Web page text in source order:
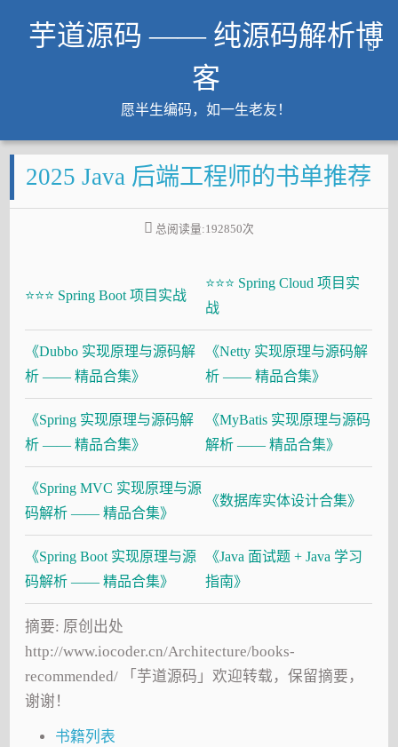
芋道源码 —— 纯源码解析博
客
愿半生编码，如一生老友！
文章
知识星球
Github
友链
大厂面试必备
Java 超神之路
2025 Java 后端工程师的书单推荐
总阅读量:192850次
⭐⭐⭐ Spring Boot 项目实战
⭐⭐⭐ Spring Cloud 项目实
战
《Dubbo 实现原理与源码解
析 —— 精品合集》
《Netty 实现原理与源码解
析 —— 精品合集》
《Spring 实现原理与源码解
析 —— 精品合集》
《MyBatis 实现原理与源码
解析 —— 精品合集》
《Spring MVC 实现原理与源
码解析 —— 精品合集》
《数据库实体设计合集》
《Spring Boot 实现原理与源
码解析 —— 精品合集》
《Java 面试题 + Java 学习
指南》
摘要: 原创出处
http://www.iocoder.cn/Architecture/books-
recommended/ 「芋道源码」欢迎转载，保留摘要，
谢谢！
书籍列表